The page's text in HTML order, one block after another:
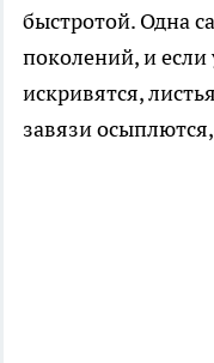
быстротой. Одна
поколений, и если
искривятся,
завязи